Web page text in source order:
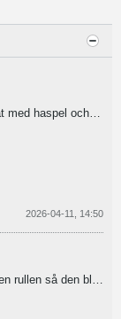
något år sedan hittat min...
2026-04-11, 14:50
Vet någon om var man kan köpa drev till den rullen så den blir lågutväxlad har en japansk 8.1 det är...